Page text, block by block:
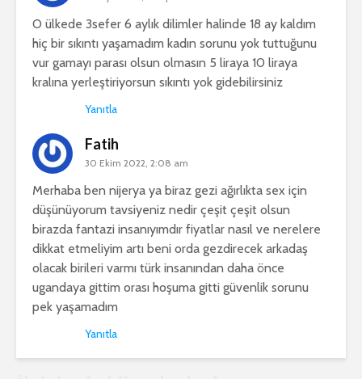
O ülkede 3sefer 6 aylık dilimler halinde 18 ay kaldım
hiç bir sıkıntı yaşamadım kadın sorunu yok tuttuğunu
vur gamayı parası olsun olmasın 5 liraya 10 liraya
kralına yerleştiriyorsun sıkıntı yok gidebilirsiniz
Yanıtla
Fatih
30 Ekim 2022, 2:08 am
Merhaba ben nijerya ya biraz gezi ağırlıkta sex için
düşünüyorum tavsiyeniz nedir çeşit çeşit olsun
birazda fantazi insanıyımdır fiyatlar nasıl ve nerelere
dikkat etmeliyim artı beni orda gezdirecek arkadaş
olacak birileri varmı türk insanından daha önce
ugandaya gittim orası hoşuma gitti güvenlik sorunu
pek yaşamadım
Yanıtla